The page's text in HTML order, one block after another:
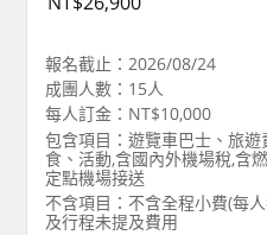
報名截止：2026/08/24
成團人數：15人
每人訂金：NT$10,000
包含項目：遊覽車巴士、旅
食、活動,含國內外機場稅,含
定點機場接送
不含項目：不含全程小費(每
及行程未提及費用